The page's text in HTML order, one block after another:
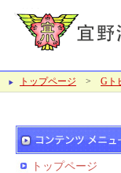
トップページ > Gト
トップページ